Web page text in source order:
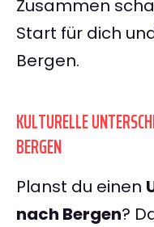
Zusammen
Start für dich
Bergen.
KULTURELLE
BERGEN
Planst du einen
nach Bergen?